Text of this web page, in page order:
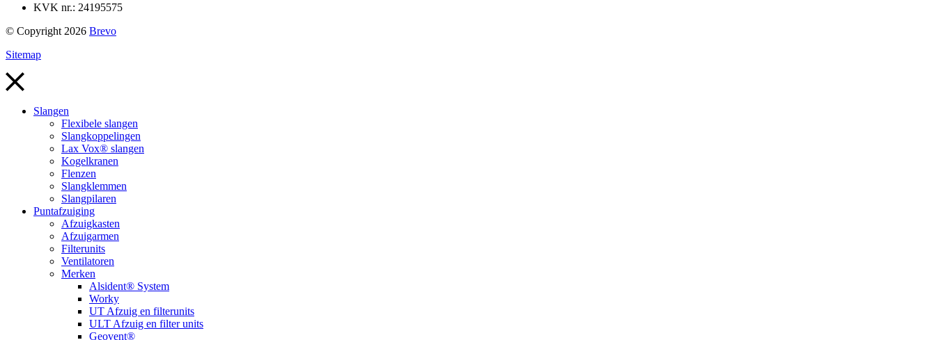
KVK nr.: 24195575
© Copyright 2026 Brevo
Sitemap
Slangen
Flexibele slangen
Slangkoppelingen
Lax Vox® slangen
Kogelkranen
Flenzen
Slangklemmen
Slangpilaren
Puntafzuiging
Afzuigkasten
Afzuigarmen
Filterunits
Ventilatoren
Merken
Alsident® System
Worky
UT Afzuig en filterunits
ULT Afzuig en filter units
Geovent®